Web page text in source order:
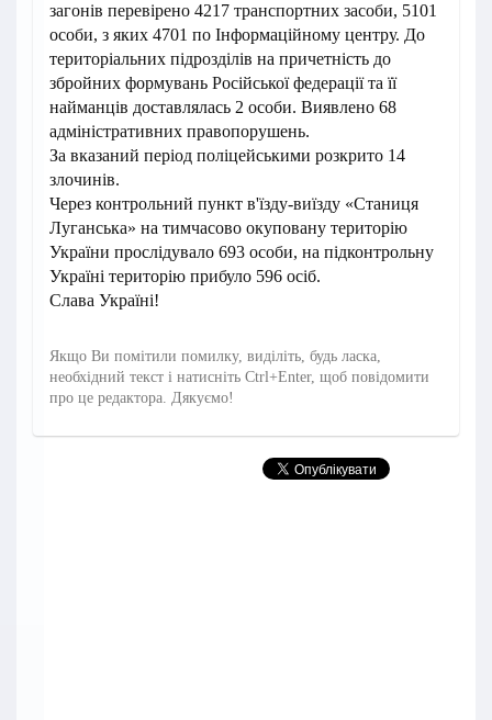
загонів перевірено 4217 транспортних засоби, 5101
особи, з яких 4701 по Інформаційному центру. До
територіальних підрозділів на причетність до
збройних формувань Російської федерації та її
найманців доставлялась 2 особи. Виявлено 68
адміністративних правопорушень.
За вказаний період поліцейськими розкрито 14
злочинів.
Через контрольний пункт в'їзду-виїзду «Станиця
Луганська» на тимчасово окуповану територію
України прослідувало 693 особи, на підконтрольну
Україні територію прибуло 596 осіб.
Слава Україні!
Якщо Ви помітили помилку, виділіть, будь ласка,
необхідний текст і натисніть Ctrl+Enter, щоб повідомити
про це редактора. Дякуємо!